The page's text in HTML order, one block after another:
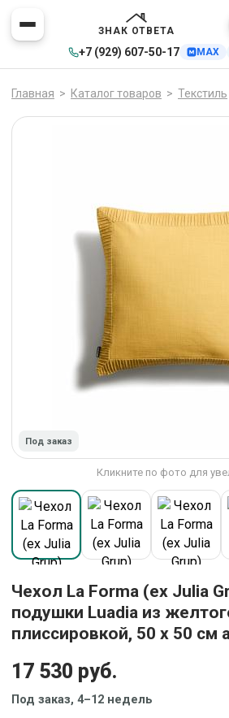
ЗНАК ОТВЕТА
+7 (929) 607-50-17 MAX
Главная > Каталог товаров > Текстиль
Под заказ
Кликните по фото для
Чехол La Forma (ех Julia
подушки Luadia из
плиссировкой, 50 x 50 см
17 530 руб.
Под заказ, 4–12 недель